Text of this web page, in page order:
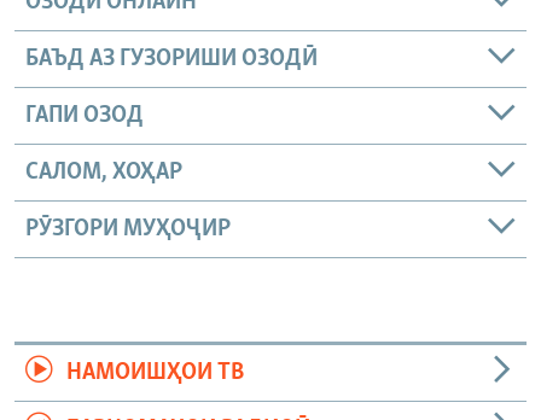
БАЪД АЗ ГУЗОРИШИ ОЗОДӢ
ГАПИ ОЗОД
САЛОМ, ХОҲАР
РӮЗГОРИ МУҲОҶИР
НАМОИШҲОИ ТВ